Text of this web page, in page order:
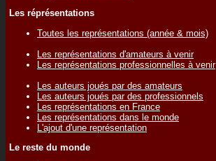
Les réprésentations
Toutes les représentations (année & mois)
Les représentations d'amateurs à venir
Les représentations professionnelles à venir
Les auteurs joués par des amateurs
Les auteurs joués par des professionnels
Les représentations en France
Les représentations dans le monde
L'ajout d'une représentation
Le reste du monde